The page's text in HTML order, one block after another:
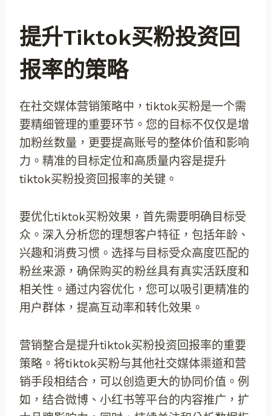
提升tiktok买粉投资回
报率的策略
在社交媒体营销策略中，tiktok买粉是一个需
要精细管理的重要环节。您的目标不仅仅是增
加粉丝数量，更要提高账号的整体价值和影响
力。精准的目标定位和高质量内容是提升
tiktok买粉投资回报率的关键。
要优化tiktok买粉效果，首先需要明确目标受
众。深入分析您的理想客户特征，包括年龄、
兴趣和消费习惯。选择与目标受众高度匹配的
粉丝来源，确保购买的粉丝具有真实活跃度和
相关性。通过内容优化，您可以吸引更精准的
用户群体，提高互动率和转化效果。
营销整合是提升tiktok买粉投资回报率的重要
策略。将tiktok买粉与其他社交媒体渠道和营
销手段相结合，可以创造更大的协同价值。例
如，结合微博、小红书等平台的内容推广，扩